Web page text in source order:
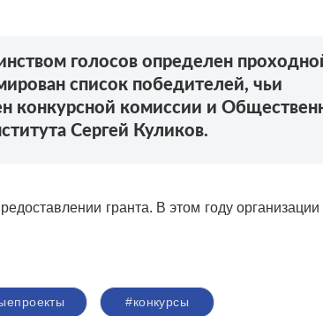
голосов определен
список победителей, чьи
конкурсной комиссии и
Сергей Куликов.
гранта. В этом году организации
#конкурсы